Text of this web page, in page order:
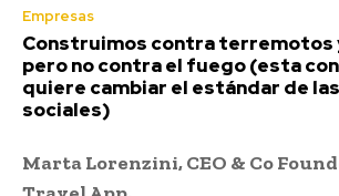
Empresas
Construimos contra terremotos
pero no contra el fuego (esta
quiere cambiar el estándar de
sociales)
Marta Lorenzini, CEO & Co